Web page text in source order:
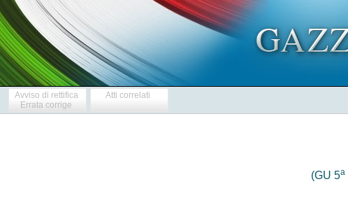
Avviso di rettifica
Errata corrige
Atti correlati
(GU 5a